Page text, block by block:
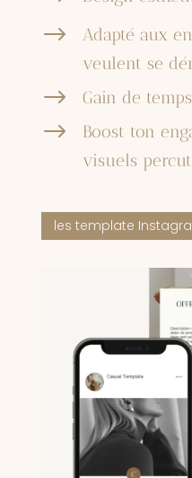
$
Adapté aux
veulent se
$ Gain de
$
Boost ton
visuels
les template